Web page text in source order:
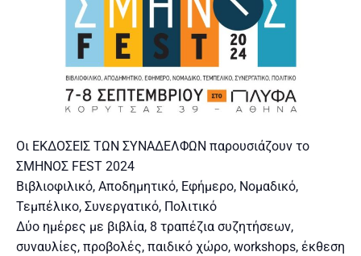
Οι ΕΚΔΟΣΕΙΣ ΤΩΝ ΣΥΝΑΔΕΛΦΩΝ παρουσιάζουν το
ΣΜΗΝΟΣ FEST 2024
Βιβλιοφιλικό, Αποδημητικό, Εφήμερο, Νομαδικό,
Τεμπέλικο, Συνεργατικό, Πολιτικό
Δύο ημέρες με βιβλία, 8 τραπέζια συζητήσεων,
συναυλίες, προβολές, παιδικό χώρο, workshops, έκθεση